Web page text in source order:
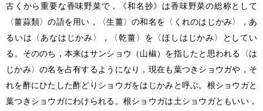
古くから重要な香味野菜で，《和名抄》は香味野菜の総称として
〈薑蒜類〉の語を用い，〈生薑〉の和名を〈くれのはじかみ〉，あ
るいは〈あなはじかみ〉，〈乾薑〉を〈ほしはじかみ〉としてい
る。そののち，本来はサンショウ（山椒）を指したと思われる〈は
じかみ〉の名を占有するようになり，現在も葉つきショウガや，そ
れを酢にひたした酢どりショウガをはじかみと呼ぶ。根ショウガと
葉つきショウガにわけられる。根ショウガは土ショウガともいい，